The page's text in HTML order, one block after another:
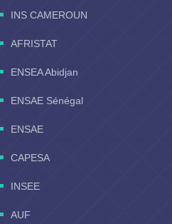
INS CAMEROUN
AFRISTAT
ENSEA Abidjan
ENSAE Sénégal
ENSAE
CAPESA
INSEE
AUF